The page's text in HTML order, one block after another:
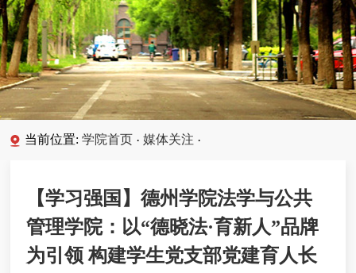
当前位置:学院首页 · 媒体关注 ·
【学习强国】德州学院法学与公共
管理学院：以“德晓法·育新人”品牌
为引领 构建学生党支部党建育人长